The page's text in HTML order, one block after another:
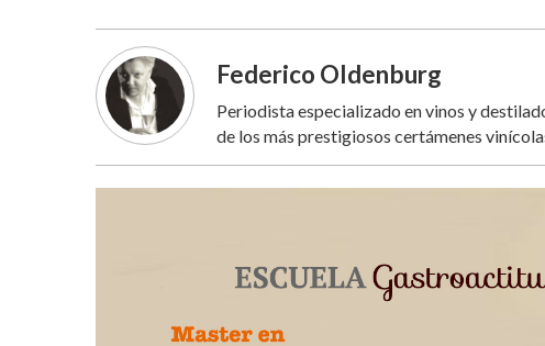
Federico Oldenburg
Periodista especializado en vinos y
de los más prestigiosos certámenes